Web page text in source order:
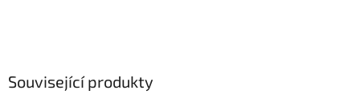
Související produkty